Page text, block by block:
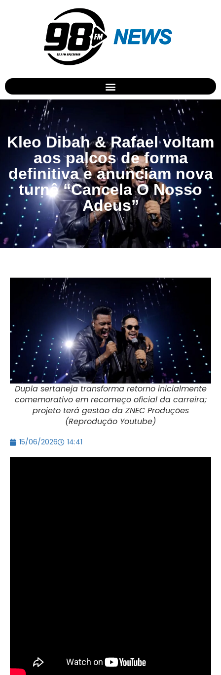
Kleo Dibah & Rafael voltam
aos palcos de forma
definitiva e anunciam nova
turnê “Cancela O Nosso
Adeus”
Dupla sertaneja transforma retorno inicialmente
comemorativo em recomeço oficial da carreira;
projeto terá gestão da ZNEC Produções
(Reprodução Youtube)
15/06/2026 14:41